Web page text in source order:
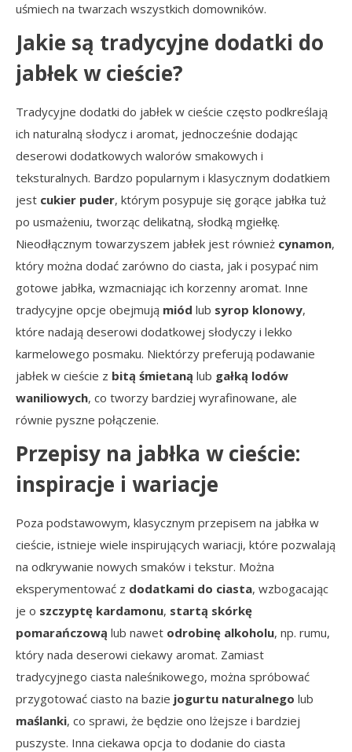
uśmiech na twarzach wszystkich domowników.
Jakie są tradycyjne dodatki do
jabłek w cieście?
Tradycyjne dodatki do jabłek w cieście często podkreślają
ich naturalną słodycz i aromat, jednocześnie dodając
deserowi dodatkowych walorów smakowych i
teksturalnych. Bardzo popularnym i klasycznym dodatkiem
jest cukier puder, którym posypuje się gorące jabłka tuż
po usmażeniu, tworząc delikatną, słodką mgiełkę.
Nieodłącznym towarzyszem jabłek jest również cynamon,
który można dodać zarówno do ciasta, jak i posypać nim
gotowe jabłka, wzmacniając ich korzenny aromat. Inne
tradycyjne opcje obejmują miód lub syrop klonowy,
które nadają deserowi dodatkowej słodyczy i lekko
karmelowego posmaku. Niektórzy preferują podawanie
jabłek w cieście z bitą śmietaną lub gałką lodów
waniliowych, co tworzy bardziej wyrafinowane, ale
równie pyszne połączenie.
Przepisy na jabłka w cieście:
inspiracje i wariacje
Poza podstawowym, klasycznym przepisem na jabłka w
cieście, istnieje wiele inspirujących wariacji, które pozwalają
na odkrywanie nowych smaków i tekstur. Można
eksperymentować z dodatkami do ciasta, wzbogacając
je o szczyptę kardamonu, startą skórkę
pomarańczową lub nawet odrobinę alkoholu, np. rumu,
który nada deserowi ciekawy aromat. Zamiast
tradycyjnego ciasta naleśnikowego, można spróbować
przygotować ciasto na bazie jogurtu naturalnego lub
maślanki, co sprawi, że będzie ono lżejsze i bardziej
puszyste. Inna ciekawa opcja to dodanie do ciasta